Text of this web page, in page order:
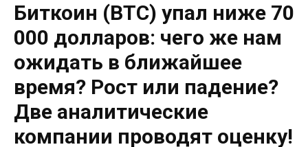
Биткоин (BTC) упал ниже 70
000 долларов: чего же нам
ожидать в ближайшее
время? Рост или падение?
Две аналитические
компании проводят оценку!